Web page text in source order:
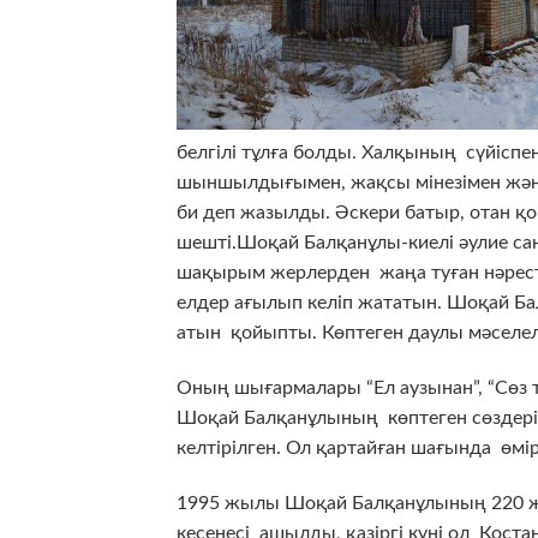
белгілі тұлға болды. Халқының
шыншылдығымен, жақсы мінезімен
би деп жазылды. Әскери батыр, отан
шешті.Шоқай Балқанұлы-киелі әулие
шақырым жерлерден жаңа туған
елдер ағылып келіп жататын. Шоқай
атын қойыпты. Көптеген даулы
Оның шығармалары “Ел аузынан”, “Сөз
Шоқай Балқанұлының көптеген
келтірілген. Ол қартайған шағында
1995 жылы Шоқай Балқанұлының 220
кесенесі ашылды, қазіргі күні ол